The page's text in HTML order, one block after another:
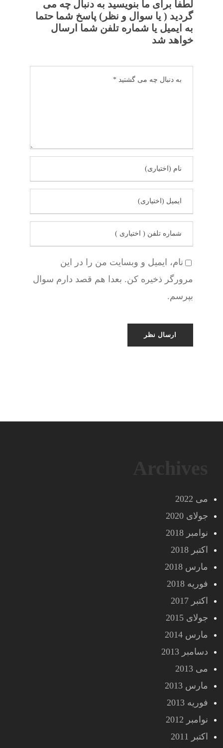
لطفا برای ما بنویسید به دنبال چه می
گردید ( یا سوال و نظر) پاسخ شما حتما
به ایمیل یا شماره تلفن شما ارسال
خواهد شد
نام، ایمیل و وبسایت من را در این
مرورگر ذخیره کن. بعدا هم قصد دارم سوال
بپرسم.
می 2022
جولای 2020
نوامبر 2018
اکتبر 2018
مارس 2018
فوریه 2018
اکتبر 2017
جولای 2015
مارس 2014
دسامبر 2013
می 2013
مارس 2013
فوریه 2013
نوامبر 2012
اکتبر 2011